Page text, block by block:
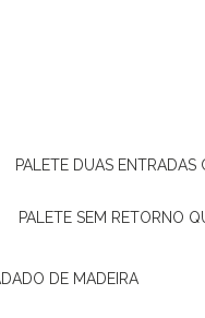
PALETE DUAS
PALETE SEM RETORNO
DE MADEIRA